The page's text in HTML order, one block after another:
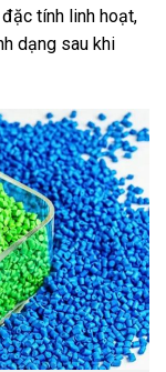
tính linh hoạt,
dạng sau khi